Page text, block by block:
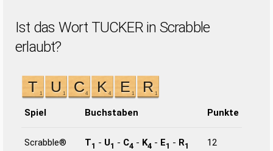
Ist das Wort TUCKER in Scrabble
erlaubt?
Spiel Buchstaben Punkte
Scrabble® T1 - U1 - C4 - K4 - E1 - R1 12